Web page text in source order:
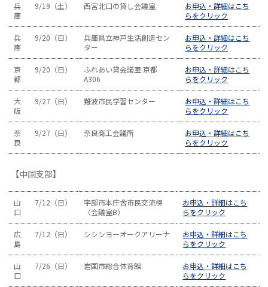
兵
庫
9/19（土） 西宮北口の貸し会議室
お申込・詳細はこち
らをクリック
兵
庫
9/20（日）
兵庫県立神戸生活創造セン
ター
お申込・詳細はこち
らをクリック
京
都
9/20（日）
ふれあい貸会議室 京都
A306
お申込・詳細はこち
らをクリック
大
阪
9/27（日） 難波市民学習センター
お申込・詳細はこち
らをクリック
奈
良
9/27（日） 奈良商工会議所
お申込・詳細はこち
らをクリック
【中国支部】
山
口
7/12（日）
宇部市本庁舎市民交流棟
（会議室B）
お申込・詳細はこち
らをクリック
広
島
7/12（日） シシンヨーオークアリーナ
お申込・詳細はこち
らをクリック
山
口
7/26（日） 岩国市総合体育館
お申込・詳細はこち
らをクリック